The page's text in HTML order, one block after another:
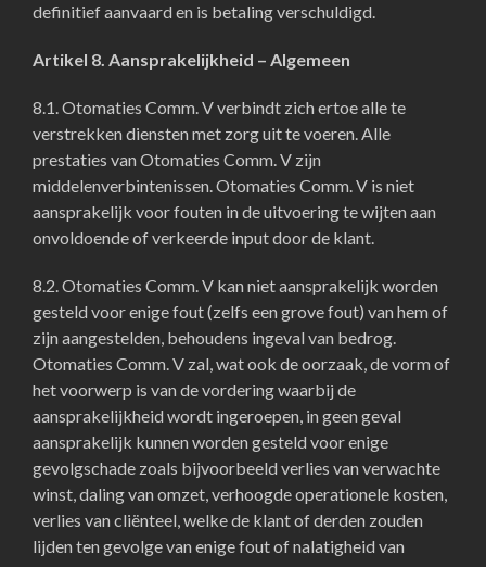
definitief aanvaard en is betaling verschuldigd.
Artikel 8. Aansprakelijkheid – Algemeen
8.1. Otomaties Comm. V verbindt zich ertoe alle te
verstrekken diensten met zorg uit te voeren. Alle
prestaties van Otomaties Comm. V zijn
middelenverbintenissen. Otomaties Comm. V is niet
aansprakelijk voor fouten in de uitvoering te wijten aan
onvoldoende of verkeerde input door de klant.
8.2. Otomaties Comm. V kan niet aansprakelijk worden
gesteld voor enige fout (zelfs een grove fout) van hem of
zijn aangestelden, behoudens ingeval van bedrog.
Otomaties Comm. V zal, wat ook de oorzaak, de vorm of
het voorwerp is van de vordering waarbij de
aansprakelijkheid wordt ingeroepen, in geen geval
aansprakelijk kunnen worden gesteld voor enige
gevolgschade zoals bijvoorbeeld verlies van verwachte
winst, daling van omzet, verhoogde operationele kosten,
verlies van cliënteel, welke de klant of derden zouden
lijden ten gevolge van enige fout of nalatigheid van